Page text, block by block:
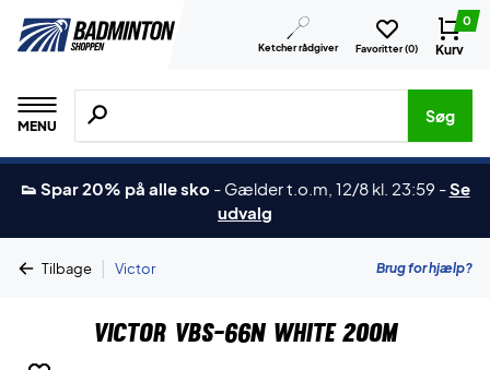
Ketcher rådgiver Favoritter (0)
0
Kurv
MENU
Søg efter produkter, mærker etc.
Søg
👟 Spar 20% på alle sko - Gælder t.o.m, 12/8 kl. 23:59 -Se
udvalg
Tilbage | Victor Brug for hjælp?
Victor VBS-66N White 200m